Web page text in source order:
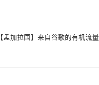
【孟加拉国】来自谷歌的有机流量